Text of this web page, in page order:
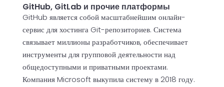
GitHub, GitLab и прочие платформы
GitHub является собой масштабнейшим онлайн-
сервис для хостинга Git-репозиториев. Система
связывает миллионы разработчиков, обеспечивает
инструменты для групповой деятельности над
общедоступными и приватными проектами.
Компания Microsoft выкупила систему в 2018 году.